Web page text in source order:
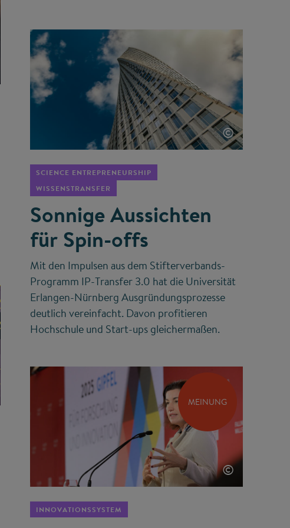
©
SCIENCE ENTREPRENEURSHIP
WISSENSTRANSFER
Sonnige Aussichten
für Spin-offs
Mit den Impulsen aus dem Stifterverbands-
Programm IP-Transfer 3.0 hat die Universität
Erlangen-Nürnberg Ausgründungsprozesse
deutlich vereinfacht. Davon profitieren
Hochschule und Start-ups gleichermaßen.
MEINUNG
©
INNOVATIONSSYSTEM